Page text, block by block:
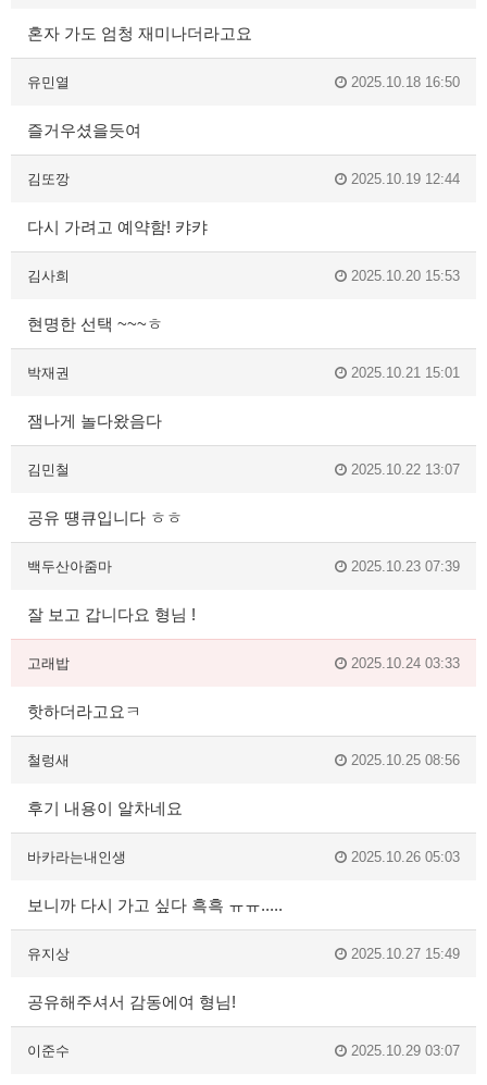
혼자 가도 엄청 재미나더라고요
유민열 2025.10.18 16:50
즐거우셨을듯여
김또깡 2025.10.19 12:44
다시 가려고 예약함! 캬캬
김사희 2025.10.20 15:53
현명한 선택 ~~~ㅎ
박재권 2025.10.21 15:01
잼나게 놀다왔음다
김민철 2025.10.22 13:07
공유 떙큐입니다 ㅎㅎ
백두산아줌마 2025.10.23 07:39
잘 보고 갑니다요 형님 !
고래밥 2025.10.24 03:33
핫하더라고요ㅋ
철렁새 2025.10.25 08:56
후기 내용이 알차네요
바카라는내인생 2025.10.26 05:03
보니까 다시 가고 싶다 흑흑 ㅠㅠ.....
유지상 2025.10.27 15:49
공유해주셔서 감동에여 형님!
이준수 2025.10.29 03:07